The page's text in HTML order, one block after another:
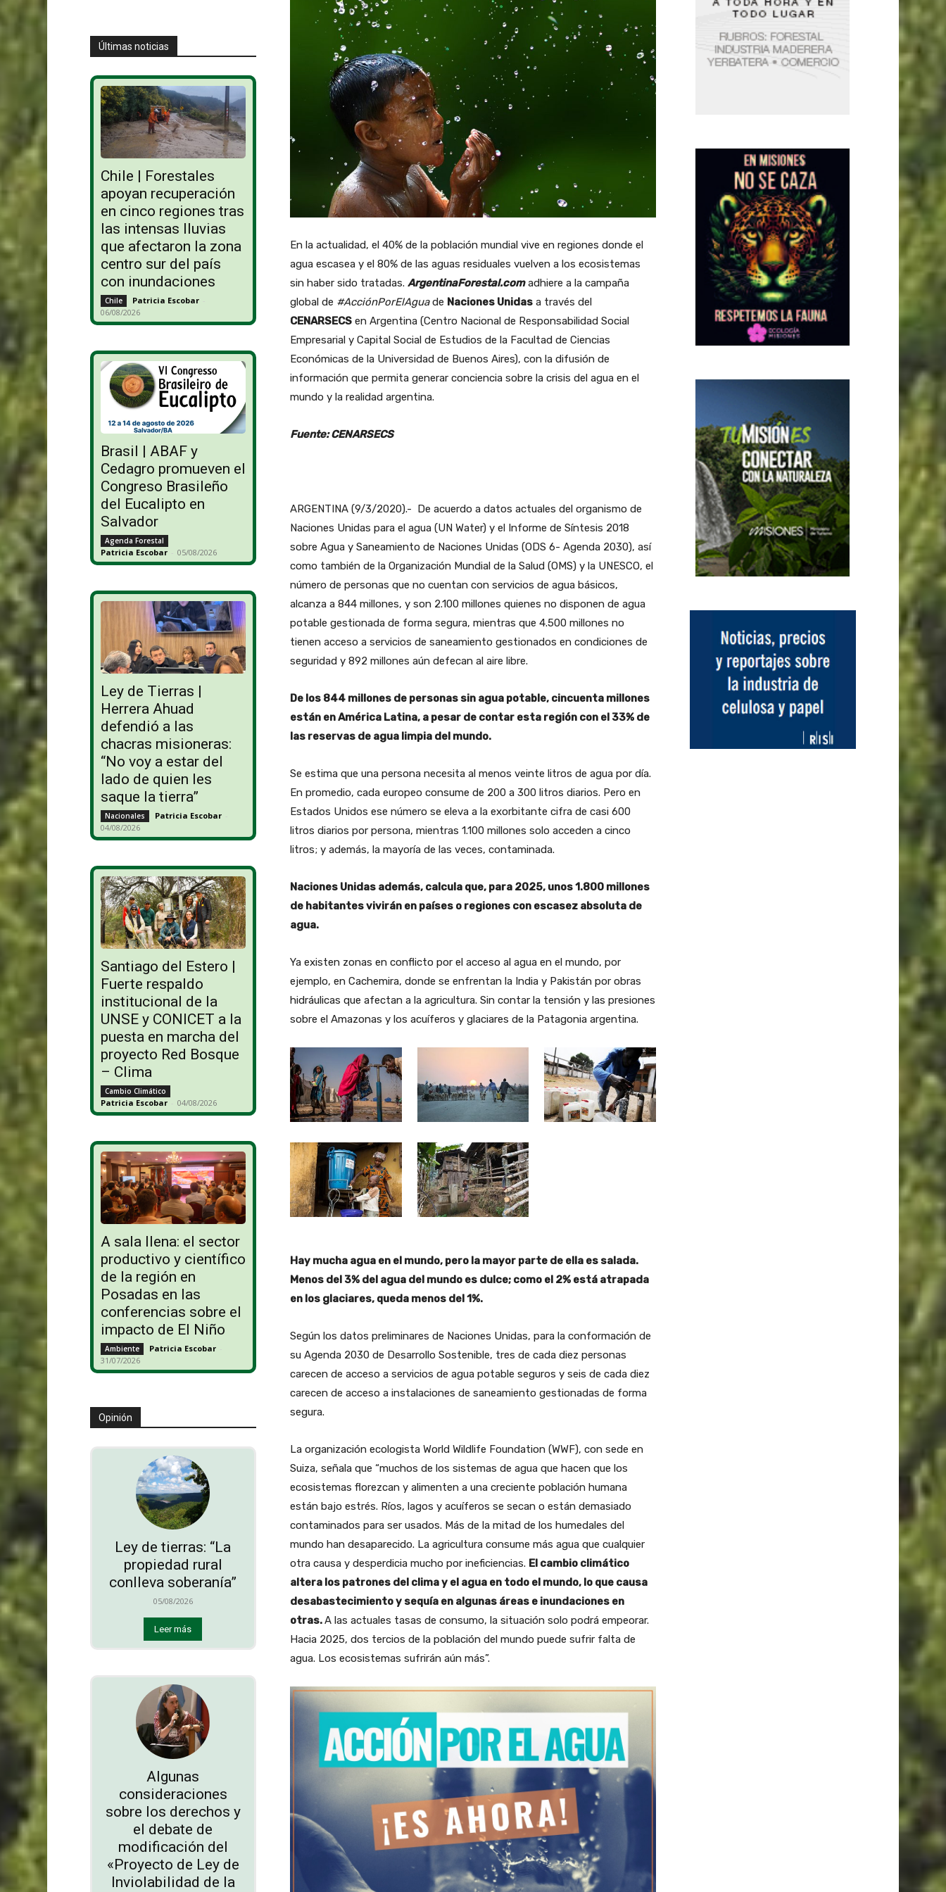
Últimas noticias
Chile | Forestales
apoyan recuperación
en cinco regiones tras
las intensas lluvias
que afectaron la zona
centro sur del país
con inundaciones
Chile Patricia Escobar -
06/08/2026
Brasil | ABAF y
Cedagro promueven el
Congreso Brasileño
del Eucalipto en
Salvador
Agenda Forestal
Patricia Escobar - 05/08/2026
Ley de Tierras |
Herrera Ahuad
defendió a las
chacras misioneras:
“No voy a estar del
lado de quien les
saque la tierra”
Nacionales Patricia Escobar -
04/08/2026
Santiago del Estero |
Fuerte respaldo
institucional de la
UNSE y CONICET a la
puesta en marcha del
proyecto Red Bosque
– Clima
Cambio Climático
Patricia Escobar - 04/08/2026
A sala llena: el sector
productivo y científico
de la región en
Posadas en las
conferencias sobre el
impacto de El Niño
Ambiente Patricia Escobar -
31/07/2026
Opinión
Ley de tierras: “La
propiedad rural
conlleva soberanía”
05/08/2026
Leer más
Algunas
consideraciones
sobre los derechos y
el debate de
modificación del
«Proyecto de Ley de
Inviolabilidad de la
En la actualidad, el 40% de la población mundial vive en regiones donde el
agua escasea y el 80% de las aguas residuales vuelven a los ecosistemas
sin haber sido tratadas. ArgentinaForestal.com adhiere a la campaña
global de #AcciónPorElAguade Naciones Unidasa través del
CENARSECSen Argentina (Centro Nacional de Responsabilidad Social
Empresarial y Capital Social de Estudios de la Facultad de Ciencias
Económicas de la Universidad de Buenos Aires), con la difusión de
información que permita generar conciencia sobre la crisis del agua en el
mundo y la realidad argentina.
Fuente: CENARSECS
ARGENTINA (9/3/2020).- De acuerdo a datos actuales del organismo de
Naciones Unidas para el agua (UN Water) y el Informe de Síntesis 2018
sobre Agua y Saneamiento de Naciones Unidas (ODS 6- Agenda 2030), así
como también de la Organización Mundial de la Salud (OMS) y la UNESCO, el
número de personas que no cuentan con servicios de agua básicos,
alcanza a 844 millones, y son 2.100 millones quienes no disponen de agua
potable gestionada de forma segura, mientras que 4.500 millones no
tienen acceso a servicios de saneamiento gestionados en condiciones de
seguridad y 892 millones aún defecan al aire libre.
De los 844 millones de personas sin agua potable, cincuenta millones
están en América Latina, a pesar de contar esta región con el 33% de
las reservas de agua limpia del mundo.
Se estima que una persona necesita al menos veinte litros de agua por día.
En promedio, cada europeo consume de 200 a 300 litros diarios. Pero en
Estados Unidos ese número se eleva a la exorbitante cifra de casi 600
litros diarios por persona, mientras 1.100 millones solo acceden a cinco
litros; y además, la mayoría de las veces, contaminada.
Naciones Unidas además, calcula que, para 2025, unos 1.800 millones
de habitantes vivirán en países o regiones con escasez absoluta de
agua.
Ya existen zonas en conflicto por el acceso al agua en el mundo, por
ejemplo, en Cachemira, donde se enfrentan la India y Pakistán por obras
hidráulicas que afectan a la agricultura. Sin contar la tensión y las presiones
sobre el Amazonas y los acuíferos y glaciares de la Patagonia argentina.
Hay mucha agua en el mundo, pero la mayor parte de ella es salada.
Menos del 3% del agua del mundo es dulce; como el 2% está atrapada
en los glaciares, queda menos del 1%.
Según los datos preliminares de Naciones Unidas, para la conformación de
su Agenda 2030 de Desarrollo Sostenible, tres de cada diez personas
carecen de acceso a servicios de agua potable seguros y seis de cada diez
carecen de acceso a instalaciones de saneamiento gestionadas de forma
segura.
La organización ecologista World Wildlife Foundation (WWF), con sede en
Suiza, señala que “muchos de los sistemas de agua que hacen que los
ecosistemas florezcan y alimenten a una creciente población humana
están bajo estrés. Ríos, lagos y acuíferos se secan o están demasiado
contaminados para ser usados. Más de la mitad de los humedales del
mundo han desaparecido. La agricultura consume más agua que cualquier
otra causa y desperdicia mucho por ineficiencias. El cambio climático
altera los patrones del clima y el agua en todo el mundo, lo que causa
desabastecimiento y sequía en algunas áreas e inundaciones en
otras.A las actuales tasas de consumo, la situación solo podrá empeorar.
Hacia 2025, dos tercios de la población del mundo puede sufrir falta de
agua. Los ecosistemas sufrirán aún más”.